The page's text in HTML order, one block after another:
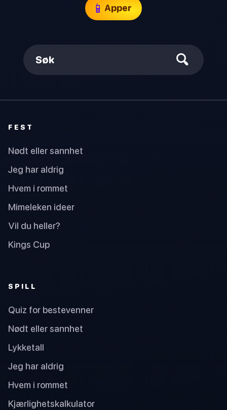
📱 Apper
Søk
FEST
Nødt eller sannhet
Jeg har aldrig
Hvem i rommet
Mimeleken ideer
Vil du heller?
Kings Cup
SPILL
Quiz for bestevenner
Nødt eller sannhet
Lykketall
Jeg har aldrig
Hvem i rommet
Kjærlighetskalkulator